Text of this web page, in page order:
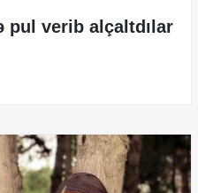
verib alçaltdılar